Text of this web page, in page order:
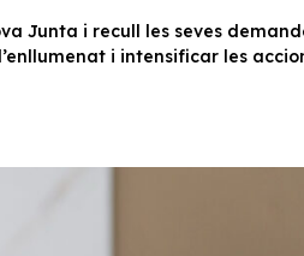
Junta i recull les seves
i intensificar les